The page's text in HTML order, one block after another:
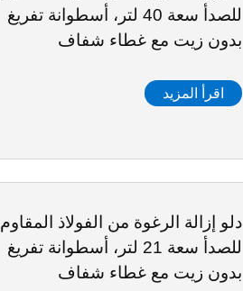
للصدأ سعة 40 لتر، أسطوانة تفريغ
بدون زيت مع غطاء شفاف
اقرأ المزيد
دلو إزالة الرغوة من الفولاذ المقاوم
للصدأ سعة 21 لتر، أسطوانة تفريغ
بدون زيت مع غطاء شفاف